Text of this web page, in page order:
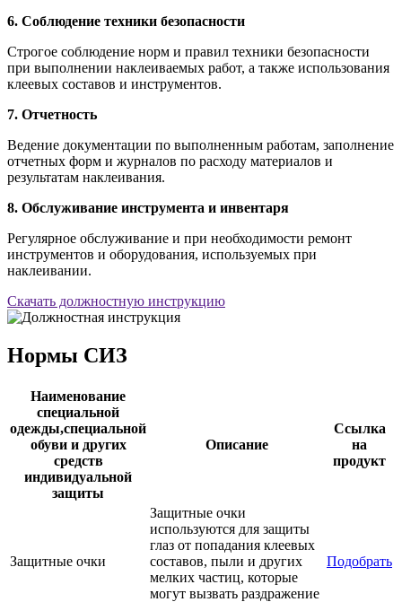
6. Соблюдение техники безопасности
Строгое соблюдение норм и правил техники безопасности
при выполнении наклеиваемых работ, а также использования
клеевых составов и инструментов.
7. Отчетность
Ведение документации по выполненным работам, заполнение
отчетных форм и журналов по расходу материалов и
результатам наклеивания.
8. Обслуживание инструмента и инвентаря
Регулярное обслуживание и при необходимости ремонт
инструментов и оборудования, используемых при
наклеивании.
Скачать должностную инструкцию
Нормы СИЗ
Наименование
специальной
одежды,специальной
обуви и других
средств
индивидуальной
защиты
Описание
Ссылка
на
продукт
Защитные очки
Защитные очки
используются для защиты
глаз от попадания клеевых
составов, пыли и других
мелких частиц, которые
могут вызвать раздражение
Подобрать